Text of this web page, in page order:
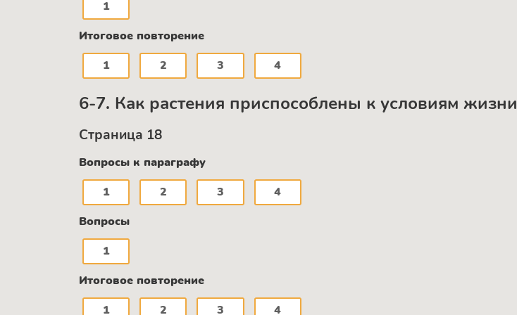
1
Итоговое повторение
1
2 3 4
6-7. Как растения приспособлены к условиям жизни
Страница 18
Вопросы к параграфу
1
2 3
4
Вопросы
1
Итоговое повторение
1
2 3 4